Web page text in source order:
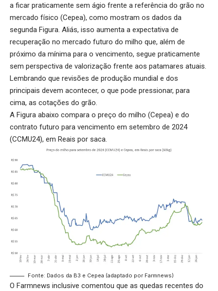
a ficar praticamente sem ágio frente a referência do grão no
mercado físico (Cepea), como mostram os dados da
segunda Figura. Aliás, isso aumenta a expectativa de
recuperação no mercado futuro do milho que, além de
próximo da mínima para o vencimento, segue praticamente
sem perspectiva de valorização frente aos patamares atuais.
Lembrando que revisões de produção mundial e dos
principais devem acontecer, o que pode pressionar, para
cima, as cotações do grão.
A Figura abaixo compara o preço do milho (Cepea) e do
contrato futuro para vencimento em setembro de 2024
(CCMU24), em Reais por saca.
Fonte: Dados da B3 e Cepea (adaptado por Farmnews)
O Farmnews inclusive comentou que as quedas recentes do